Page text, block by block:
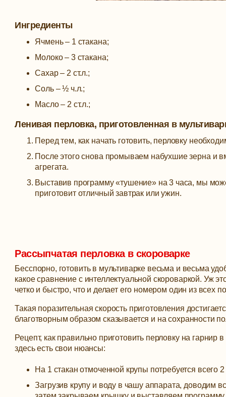
Ингредиенты
Ячмень – 1 стакана;
Молоко – 3 стакана;
Сахар – 2 ст.л.;
Соль – ½ ч.л.;
Масло – 2 ст.л.;
Ленивая перловка, приготовленная в
Перед тем, как начать готовить, перловку
После этого снова промываем набухшие зерна и
агрегата.
Выставив программу «тушение» на 3 часа, мы
приготовит отличный завтрак или ужин.
Рассыпчатая перловка в скороварке
Бесспорно, готовить в мультиварке весьма и весьма
какое сравнение с интеллектуальной скороваркой. Уж
четко и быстро, что и делает его номером один из всех
Такая поразительная скорость приготовления
благотворным образом сказывается и на сохранности
Рецепт, как правильно приготовить перловку на гарнир
здесь есть свои нюансы:
На 1 стакан отмоченной крупы потребуется всего
Загрузив крупу и воду в чашу аппарата, доводим